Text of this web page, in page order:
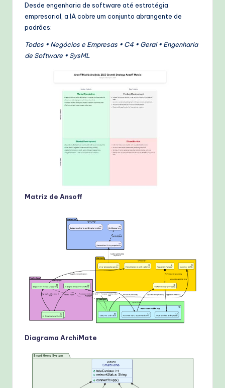
Desde engenharia de software até estratégia
empresarial, a IA cobre um conjunto abrangente de
padrões:
Todos • Negócios e Empresas • C4 • Geral • Engenharia
de Software • SysML
Matriz de Ansoff
Diagrama ArchiMate